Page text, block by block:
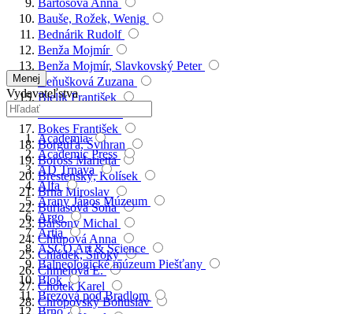
Bauše, Rožek, Wenig
Bednárik Rudolf
Benža Mojmír
Benža Mojmír, Slavkovský Peter
Beňušková Zuzana
Bielik František
Blažková Lenka
Bokes František
Borguľa, Švihran
Boross Marietta
Brestenský, Kolísek
Brna Miroslav
Burlasová Soňa
Bársony Michal
Chlupová Anna
Chládek, Široký
Chmelová E.
Chotek Karel
Chropovský Bohuslav
Menej
Vydavateľstva
Academia
Academic Press
AD Trnava
Alfa
Arany János Múzeum
Argo
Artia
ASCO Art & Science
Balneologické múzeum Piešťany
Blok
Brezová pod Bradlom
Brno